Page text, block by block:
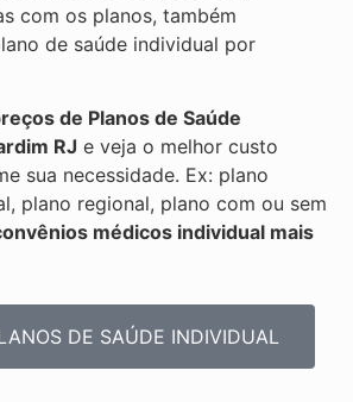
com os planos, também
de saúde individual por
de Planos de Saúde
RJ e veja o melhor custo
sua necessidade. Ex: plano
plano regional, plano com ou sem
médicos individual mais
DE SAÚDE INDIVIDUAL